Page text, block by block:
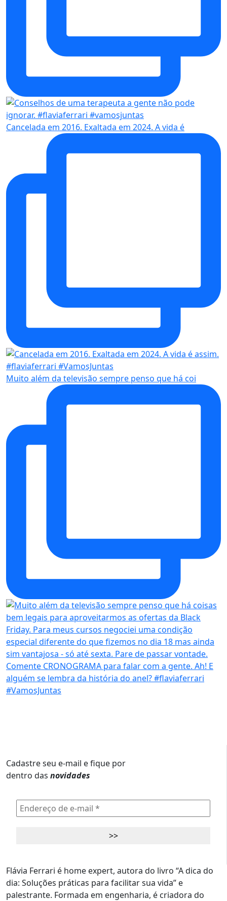
Cancelada em 2016. Exaltada em 2024. A vida é
Muito além da televisão sempre penso que há coi
Cadastre seu e-mail e fique por
dentro das novidades
Flávia Ferrari é home expert, autora do livro “A dica do
dia: Soluções práticas para facilitar sua vida” e
palestrante. Formada em engenharia, é criadora do